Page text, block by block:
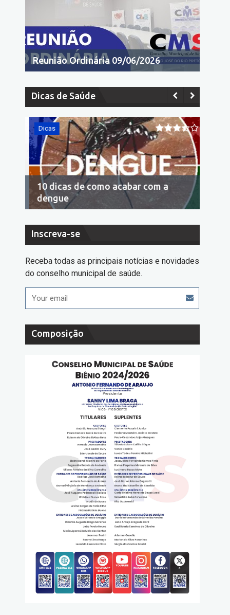
Reunião Ordinária 09/06/2026
Dicas de Saúde
Dicas
10 dicas de como acabar com a
dengue
Inscreva-se
Receba todas as principais notícias e novidades
do conselho municipal de saúde.
Composição